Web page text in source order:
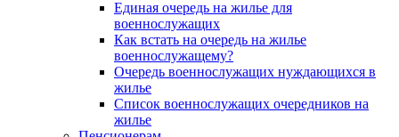
Единая очередь на жилье для
военнослужащих
Как встать на очередь на жилье
военнослужащему?
Очередь военнослужащих нуждающихся в
жилье
Список военнослужащих очередников на
жилье